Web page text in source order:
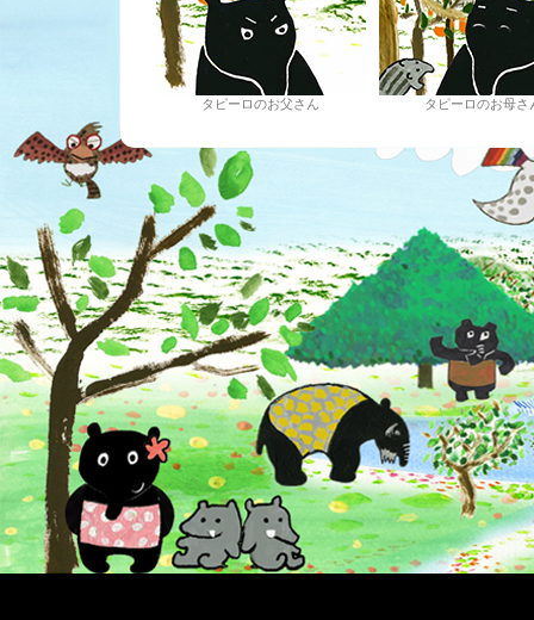
タピーロのお父さん タピーロのお母さ
タピーラのお母さん タピーラのおじいち
長老 ウリコとウリオ